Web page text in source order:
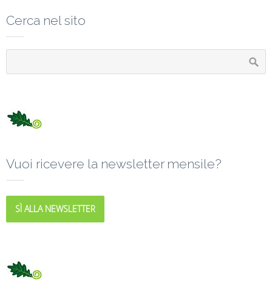
Cerca nel sito
Vuoi ricevere la newsletter mensile?
SÌ ALLA NEWSLETTER